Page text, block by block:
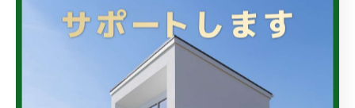
地価情報を根拠にした説明を行うことで、買い手にも納
得感を与えやすくなり、売却交渉を有利に進められま
す。情報収集と分析を怠らず、柔軟な戦略変更も視野に